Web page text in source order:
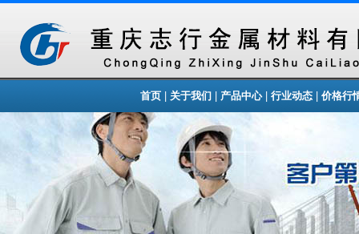
首页| 关于我们| 产品中心| 行业动态| 价格行